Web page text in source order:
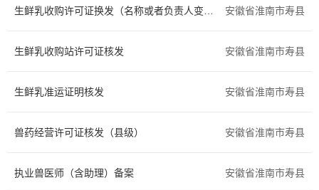
其他
安徽省淮南市寿县
生鲜乳收购站许可证核发 安徽省淮南市寿县
生鲜乳准运证明核发 安徽省淮南市寿县
兽药经营许可证核发（县级） 安徽省淮南市寿县
执业兽医师（含助理）备案 安徽省淮南市寿县